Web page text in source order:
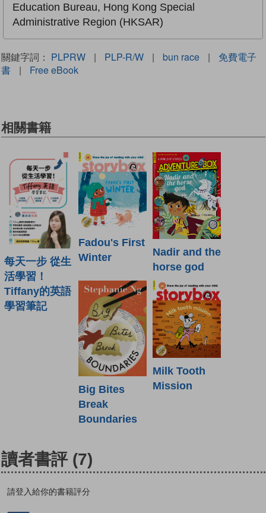
Education Bureau, Hong Kong Special
Administrative Region (HKSAR)
關鍵字詞： PLPRW | PLP-R/W | bun race |
免費電子
書
| Free eBook
相關書籍
每天一步 從生
活學習！
Tiffany的英語
學習筆記
Fadou's First
Winter
Nadir and the
horse god
Big Bites
Break
Boundaries
Milk Tooth
Mission
讀者書評 (7)
請登入給你的書籍評分